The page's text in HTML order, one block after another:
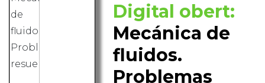
Digital obert:
Mecánica de
fluidos.
Problemas